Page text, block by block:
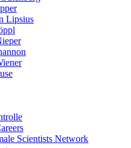
Lipsius
Scientists Network